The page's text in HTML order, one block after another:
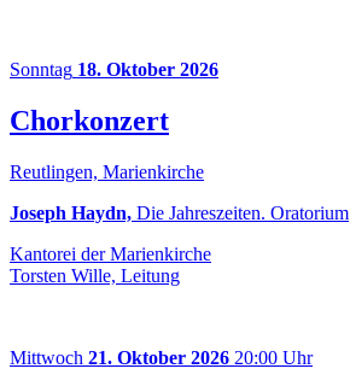
Sonntag 18. Oktober 2026
Chorkonzert
Reutlingen, Marienkirche
Joseph Haydn, Die Jahreszeiten. Oratorium
Kantorei der Marienkirche
Torsten Wille, Leitung
Mittwoch 21. Oktober 2026 20:00 Uhr